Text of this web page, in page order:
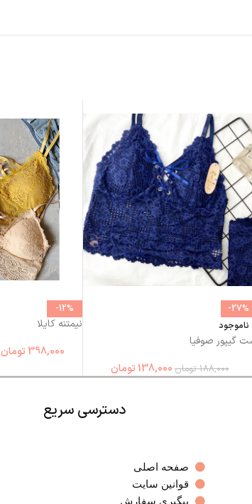
-27%
ناموجود
گیپور صوفیا
188,000 تومان138,000 تومان
-12%
نیمتنه کایلا
398,000 تومان
دسترسی سریع
صفحه اصلی
قوانین سایت
پیگیری سفارش